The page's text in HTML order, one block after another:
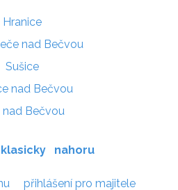
Hranice
nad Bečvou
Sušice
nad Bečvou
nad Bečvou
nahoru
přihlášení pro majitele